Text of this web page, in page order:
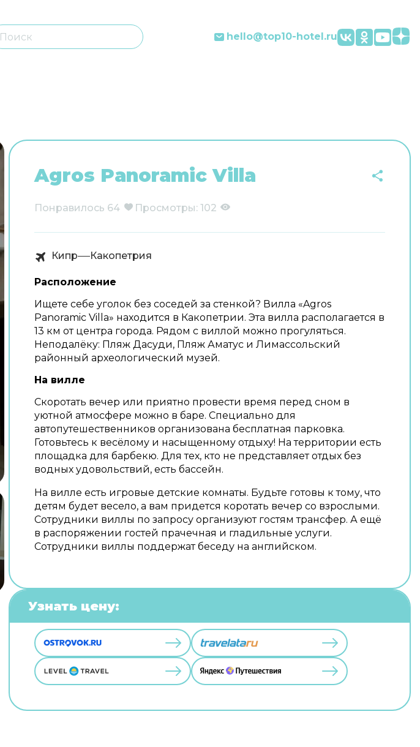
hello@top10-hotel.ru
Agros Panoramic Villa
Понравилось 64 Просмотры: 102
Кипр Какопетрия
Расположение
Ищете себе уголок без соседей за стенкой? Вилла «Agros
Panoramic Villa» находится в Какопетрии. Эта вилла располагается в
13 км от центра города. Рядом с виллой можно прогуляться.
Неподалёку: Пляж Дасуди, Пляж Аматус и Лимассольский
районный археологический музей.
На вилле
Скоротать вечер или приятно провести время перед сном в
уютной атмосфере можно в баре. Специально для
автопутешественников организована бесплатная парковка.
Готовьтесь к весёлому и насыщенному отдыху! На территории есть
площадка для барбекю. Для тех, кто не представляет отдых без
водных удовольствий, есть бассейн.
На вилле есть игровые детские комнаты. Будьте готовы к тому, что
детям будет весело, а вам придется коротать вечер со взрослыми.
Сотрудники виллы по запросу организуют гостям трансфер. А ещё
в распоряжении гостей прачечная и гладильные услуги.
Сотрудники виллы поддержат беседу на английском.
Узнать цену: